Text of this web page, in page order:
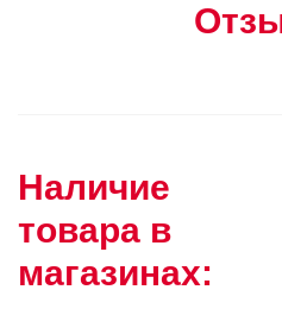
Наличие
товара в
магазинах: